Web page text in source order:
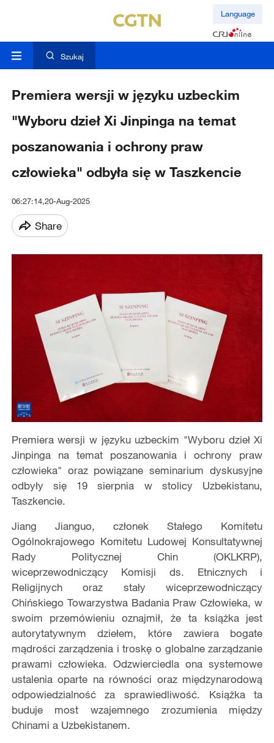
Language
Szukaj
Premiera wersji w języku uzbeckim
"Wyboru dzieł Xi Jinpinga na temat
poszanowania i ochrony praw
człowieka" odbyła się w Taszkencie
06:27:14,20-Aug-2025
Share
Premiera wersji w języku uzbeckim "Wyboru dzieł Xi
Jinpinga na temat poszanowania i ochrony praw
człowieka" oraz powiązane seminarium dyskusyjne
odbyły się 19 sierpnia w stolicy Uzbekistanu,
Taszkencie.
Jiang Jianguo, członek Stałego Komitetu
Ogólnokrajowego Komitetu Ludowej Konsultatywnej
Rady Politycznej Chin (OKLKRP),
wiceprzewodniczący Komisji ds. Etnicznych i
Religijnych oraz stały wiceprzewodniczący
Chińskiego Towarzystwa Badania Praw Człowieka, w
swoim przemówieniu oznajmił, że ta książka jest
autorytatywnym dziełem, które zawiera bogate
mądrości zarządzenia i troskę o globalne zarządzanie
prawami człowieka. Odzwierciedla ona systemowe
ustalenia oparte na równości oraz międzynarodową
odpowiedzialność za sprawiedliwość. Książka ta
buduje most wzajemnego zrozumienia między
Chinami a Uzbekistanem.